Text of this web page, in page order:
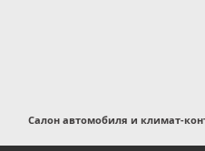
Салон автомобиля и климат-